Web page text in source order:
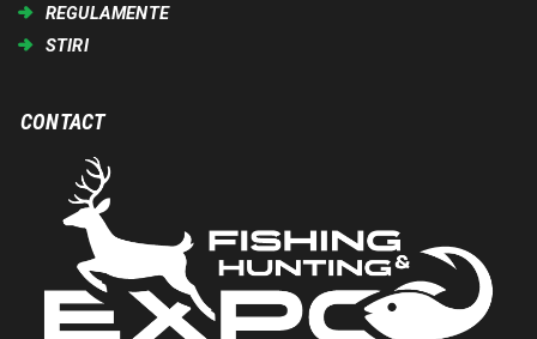
REGULAMENTE
STIRI
CONTACT